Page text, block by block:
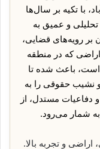
با تکیه بر سال‌ها
و عمیق به
بر رویه‌های قضایی،
که در منطقه
است، باعث شده تا
نشیب حقوقی را به
دفاعیات مستدل، از
شمار می‌رود.
اراضی و تجربه بالا.